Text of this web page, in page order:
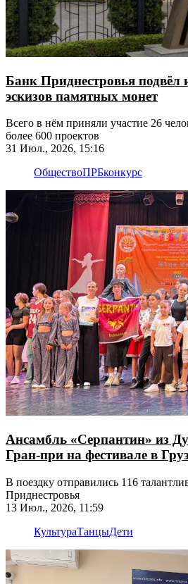
Банк Приднестровья подвёл
эскизов памятных монет
Всего в нём приняли участие 26
более 600 проектов
31 Июл., 2026, 15:16
ОбществоПРБконкурс
Ансамбль «Серпантин» из
Гран-при на фестивале в
В поездку отправились 116
Приднестровья
13 Июл., 2026, 11:59
КультураТанцыДети